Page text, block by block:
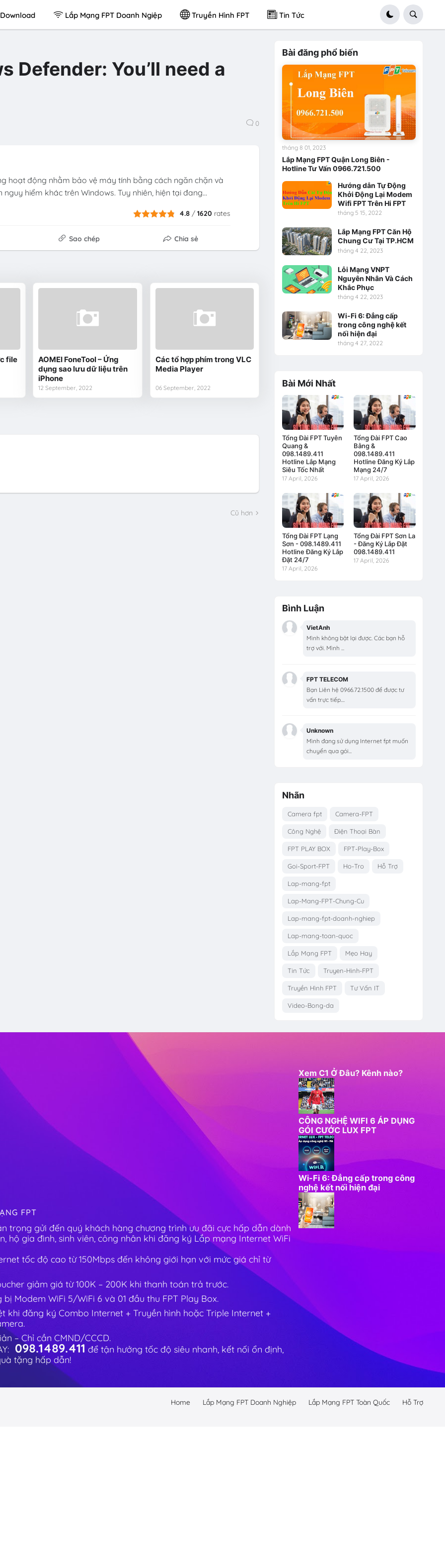
Download Lắp Mạng FPT Doanh Ngiệp Truyền Hình FPT Tin Tức
Defender: You’ll need a
0
hoạt động nhằm bảo vệ máy tính bằng cách ngăn chặn và
hiểm khác trên Windows. Tuy nhiên, hiện tại đang...
4.8 /1620 rates
Sao chép Chia sẻ
file
AOMEI FoneTool – Ứng
dụng sao lưu dữ liệu trên
iPhone
12 September, 2022
Các tổ hợp phím trong VLC
Media Player
06 September, 2022
Cũ hơn
Bài đăng phổ biến
Lắp Mạng FPT Quận Long Biên -
Hotline Tư Vấn 0966.721.500
tháng 8 01, 2023
Hướng dẫn Tự Động
Khởi Động Lại Modem
Wifi FPT Trên Hi FPT
tháng 5 15, 2022
Lắp Mạng FPT Căn Hộ
Chung Cư Tại TP.HCM
tháng 4 22, 2023
Lỗi Mạng VNPT
Nguyên Nhân Và Cách
Khắc Phục
tháng 4 22, 2023
Wi-Fi 6: Đẳng cấp
trong công nghệ kết
nối hiện đại
tháng 4 27, 2022
Bài Mới Nhất
Tổng Đài FPT Tuyên
Quang &
098.1489.411
Hotline Lắp Mạng
Siêu Tốc Nhất
17 April, 2026
Tổng Đài FPT Cao
Bằng &
098.1489.411
Hotline Đăng Ký Lắp
Mạng 24/7
17 April, 2026
Tổng Đài FPT Lạng
Sơn - 098.1489.411
Hotline Đăng Ký Lắp
Đặt 24/7
17 April, 2026
Tổng Đài FPT Sơn La
- Đăng Ký Lắp Đặt
098.1489.411
17 April, 2026
Bình Luận
VietAnh
Mình không bật lại được. Các bạn hỗ
trợ với. Mình ...
FPT TELECOM
Bạn Liên hệ 0966.72.1500 để được tư
vấn trực tiếp....
Unknown
Mình đang sử dụng Internet fpt muốn
chuyển qua gói...
Nhãn
Camera fpt Camera-FPT
Công Nghệ Điện Thoại Bàn
FPT PLAY BOX FPT-Play-Box
Goi-Sport-FPT Ho-Tro Hỗ Trợ
Lap-mang-fpt
Lap-Mang-FPT-Chung-Cu
Lap-mang-fpt-doanh-nghiep
Lap-mang-toan-quoc
Lắp Mạng FPT Mẹo Hay
Tin Tức Truyen-Hinh-FPT
Truyền Hình FPT Tư Vấn IT
Video-Bong-da
FPT
trọng gửi đến quý khách hàng chương trình ưu đãi cực hấp dẫn dành
hộ gia đình, sinh viên, công nhân khi đăng ký Lắp mạng Internet WiFi
tốc độ cao từ 150Mbps đến không giới hạn với mức giá chỉ từ
giảm giá từ 100K – 200K khi thanh toán trả trước.
bị Modem WiFi 5/WiFi 6 và 01 đầu thu FPT Play Box.
khi đăng ký Combo Internet + Truyền hình hoặc Triple Internet +
– Chỉ cần CMND/CCCD.
098.1489.411 để tận hưởng tốc độ siêu nhanh, kết nối ổn định,
tặng hấp dẫn!
Xem C1 Ở Đâu? Kênh nào?
CÔNG NGHỆ WIFI 6 ÁP DỤNG
GÓI CƯỚC LUX FPT
Wi-Fi 6: Đẳng cấp trong công
nghệ kết nối hiện đại
Home Lắp Mạng FPT Doanh Nghiệp Lắp Mạng FPT Toàn Quốc Hỗ Trợ